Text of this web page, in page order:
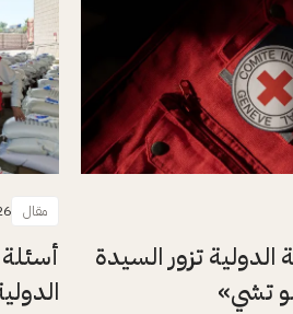
الدولية تزور السيدة
تشي»
مقال